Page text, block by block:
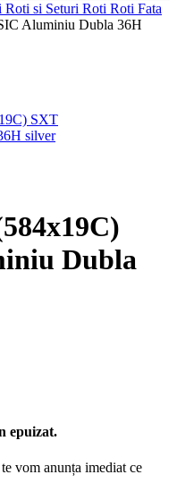
Roti si Seturi Roti Roti Fata
Aluminiu Dubla 36H
Dubla
epuizat.
vom anunța imediat ce